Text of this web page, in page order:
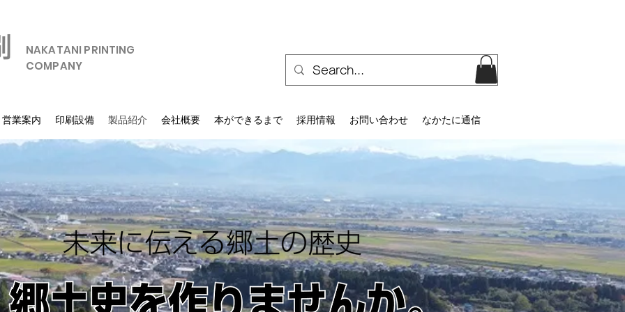
NAKATANI PRINTING
COMPANY
営業案内 印刷設備 製品紹介 会社概要 本ができるまで 採用情報 お問い合わせ なかたに通信